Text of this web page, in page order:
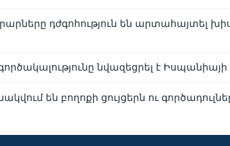
դժգոհություն են արտահայտել
նվազեցրել է
են բողոքի ցույցերն ու